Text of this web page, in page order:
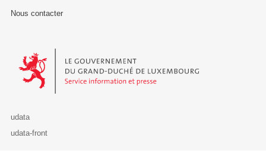
Nous contacter
Le Gouvernement du Grand-Duché de Luxembourg - Service
udata
udata-front